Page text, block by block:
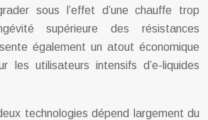
sous l’effet d’une chauffe trop
supérieure des résistances
également un atout économique
les utilisateurs intensifs d’e-liquides
technologies dépend largement du